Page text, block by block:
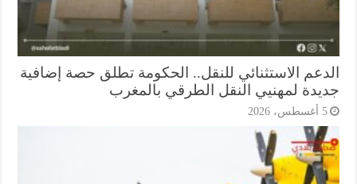
الاستثنائي للنقل.. الحكومة تطلق حصة إضافية
لمهنيي النقل الطرقي بالمغرب